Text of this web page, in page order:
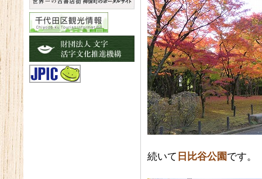
続いて 日比谷公園です。